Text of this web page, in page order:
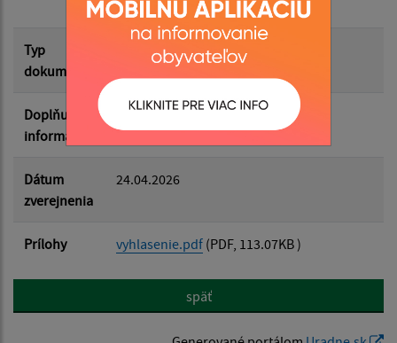
24.04.2026
Typ
dokumentu
Rôzne
Doplňujúce
informácie
Dátum
zverejnenia
24.04.2026
Prílohy vyhlasenie.pdf (PDF, 113.07KB )
späť